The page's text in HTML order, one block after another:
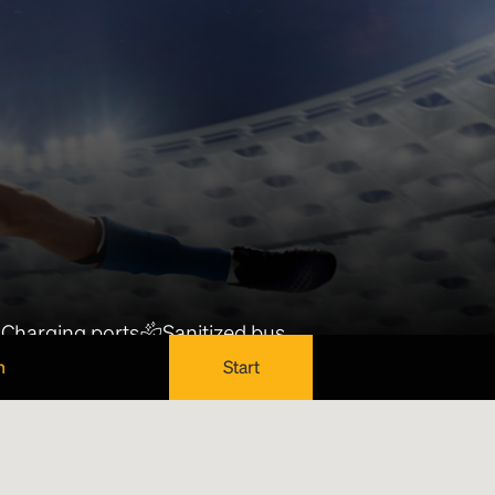
Charging ports Sanitized bus
Start